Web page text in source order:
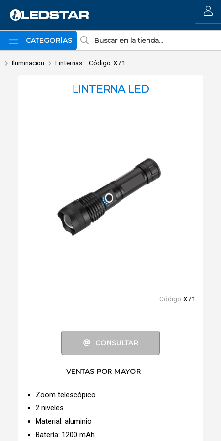
Enviar a email
CATEGORÍAS
MI COMPRA
Iluminacion Linternas Código: X71
LINTERNA LED
Código X71
CONSULTAR
VENTAS POR MAYOR
Zoom telescópico
2 niveles
Material: aluminio
Batería: 1200 mAh